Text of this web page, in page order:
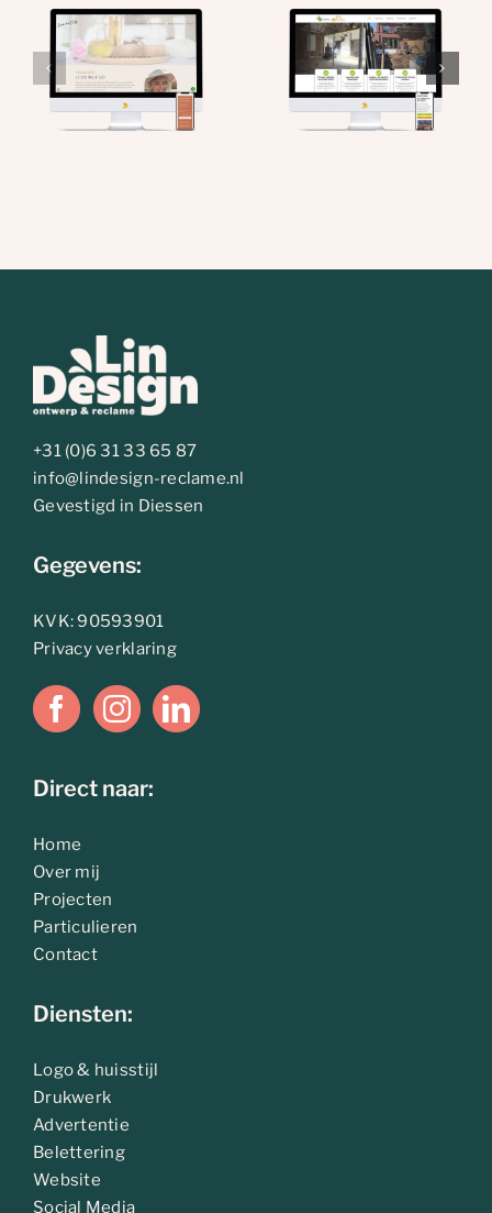
BVST: Nieuwe
website en
drukwerk
Mijn
Adempad:
nieuwe
website
+31 (0)6 31 33 65 87
info@lindesign-reclame.nl
Gevestigd in Diessen
Gegevens:
KVK: 90593901
Privacy verklaring
Direct naar:
Home
Over mij
Projecten
Particulieren
Contact
Diensten:
Logo & huisstijl
Drukwerk
Advertentie
Belettering
Website
Social Media